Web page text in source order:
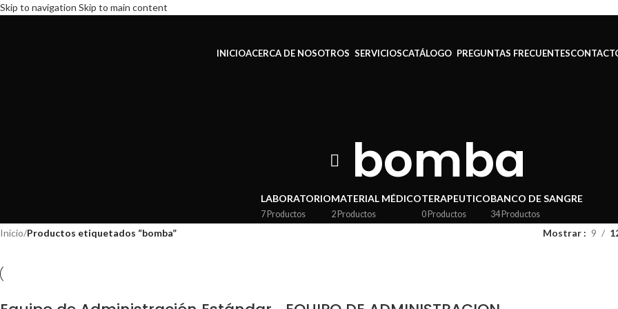
Skip to navigation Skip to main content
INICIOACERCA DE NOSOTROS SERVICIOSCATÁLOGO PREGUNTAS FRECUENTES
bomba
LABORATORIO
7 Productos
MATERIAL MÉDICO
2 Productos
TERAPEUTICO
0 Productos
BANCO DE SANGRE
34 Productos
Inicio/Productos etiquetados “bomba” Mostrar 9